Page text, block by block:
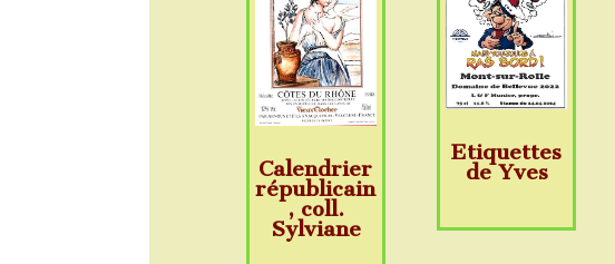
Calendrier
républicain
, coll.
Sylviane
Etiquettes
de Yves